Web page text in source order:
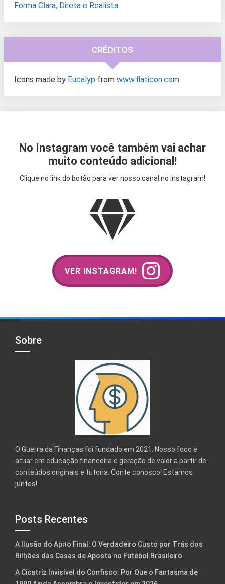
Forma Clara, Direta e Realista
CRÉDITOS
Icons made by Eucalyp from www.flaticon.com
No Instagram você também vai achar
muito conteúdo adicional!
Clique no link do botão para ver nosso canal no Instagram!
VER INSTAGRAM!
Sobre
O Guerra da Finanças foi fundado em 2021. Nosso foco é
atuar em educação financeira e geração de valor a partir de
conteúdos originais e tutoria. Conte conosco! Estamos
juntos!
Posts Recentes
A Ilusão do Apito Final: O Verdadeiro Custo por Trás dos
Bilhões das Casas de Aposta no Futebol Brasileiro
A Cicatriz Invisível do Confisco: Por Que o Fantasma de